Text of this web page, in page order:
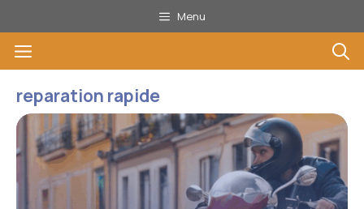
au
contenu
Menu
Menu
reparation rapide